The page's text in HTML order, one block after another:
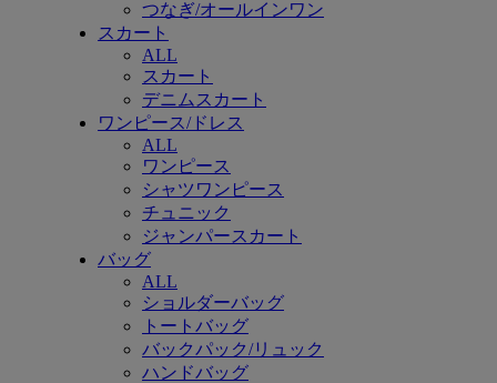
つなぎ/オールインワン
スカート
ALL
スカート
デニムスカート
ワンピース/ドレス
ALL
ワンピース
シャツワンピース
チュニック
ジャンパースカート
バッグ
ALL
ショルダーバッグ
トートバッグ
バックパック/リュック
ハンドバッグ